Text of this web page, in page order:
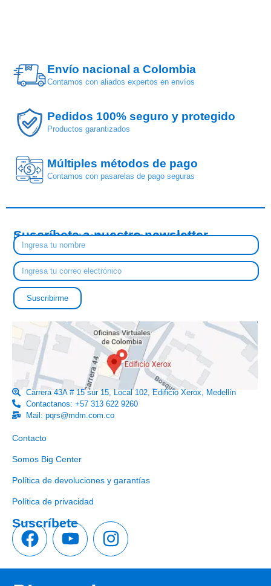
Envío nacional a Colombia
Contamos con aliados expertos en envíos
Pedidos 100% seguro y protegido
Productos garantizados
$ Múltiples métodos de pago
Contamos con pasarelas de pago seguras
Suscríbete a nuestro newsletter
Descubre nuestras tendencias y novedades
Suscribirme
Carrera 43A # 15 sur 15, Local 102, Edificio Xerox, Medellín
Contactanos: +57 313 622 9260
Mail: pqrs@mdm.com.co
Enlaces útiles
Contacto
Somos Big Center
Política de devoluciones y garantías
Política de privacidad
Suscríbete